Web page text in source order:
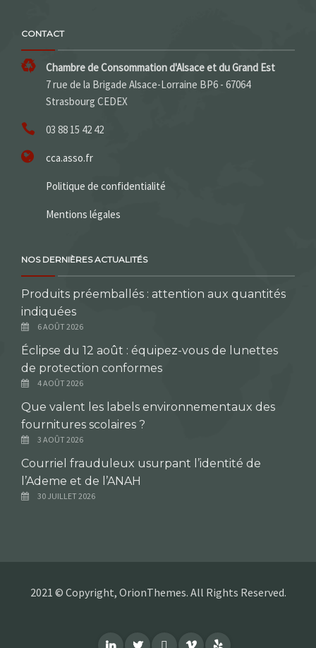
CONTACT
Chambre de Consommation d'Alsace et du Grand Est
7 rue de la Brigade Alsace-Lorraine BP6 - 67064
Strasbourg CEDEX
03 88 15 42 42
cca.asso.fr
Politique de confidentialité
Mentions légales
NOS DERNIÈRES ACTUALITÉS
Produits préemballés : attention aux quantités
indiquées
6 AOÛT 2026
Éclipse du 12 août : équipez-vous de lunettes
de protection conformes
4 AOÛT 2026
Que valent les labels environnementaux des
fournitures scolaires ?
3 AOÛT 2026
Courriel frauduleux usurpant l’identité de
l’Ademe et de l’ANAH
30 JUILLET 2026
2021 © Copyright, OrionThemes. All Rights Reserved.